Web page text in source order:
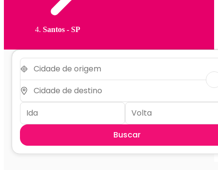
Santos - SP
Buscar